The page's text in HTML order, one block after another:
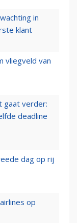
in
klant
vliegveld van
gaat verder:
deadline
dag op rij
op